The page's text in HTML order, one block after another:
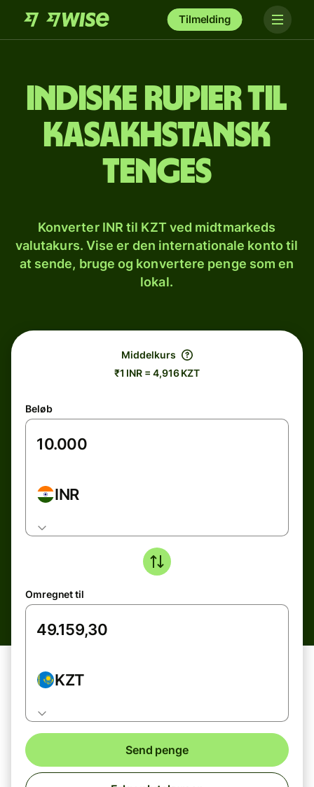
Tilmelding
Indiske rupier til
kasakhstansk
tenges
Konverter INR til KZT ved midtmarkeds
valutakurs. Vise er den internationale konto til
at sende, bruge og konvertere penge som en
lokal.
Middelkurs
₹1 INR = 4,916 KZT
Beløb
INR
Omregnet til
KZT
Send penge